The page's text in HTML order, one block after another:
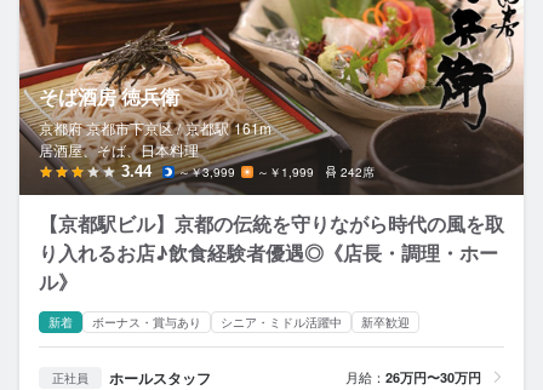
そば酒房 徳兵衛
京都府 京都市下京区 / 京都駅 161m
居酒屋、そば、日本料理
3.44 ～￥3,999 ～￥1,999 242席
【京都駅ビル】京都の伝統を守りながら時代の風を取
り入れるお店♪飲食経験者優遇◎《店長・調理・ホー
ル》
新着 ボーナス・賞与あり シニア・ミドル活躍中 新卒歓迎
正社員 ホールスタッフ 月給： 26万円〜30万円